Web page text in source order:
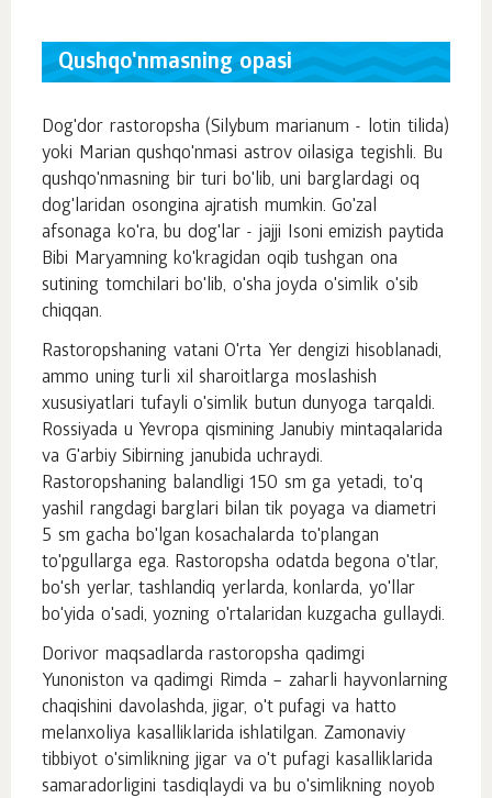
Qushqo'nmasning opasi
Dog'dor rastoropsha (Silybum marianum - lotin tilida)
yoki Marian qushqo'nmasi astrov oilasiga tegishli. Bu
qushqo'nmasning bir turi bo'lib, uni barglardagi oq
dog'laridan osongina ajratish mumkin. Go'zal
afsonaga ko'ra, bu dog'lar - jajji Isoni emizish paytida
Bibi Maryamning ko'kragidan oqib tushgan ona
sutining tomchilari bo'lib, o'sha joyda o'simlik o'sib
chiqqan.
Rastoropshaning vatani O'rta Yer dengizi hisoblanadi,
ammo uning turli xil sharoitlarga moslashish
xususiyatlari tufayli o'simlik butun dunyoga tarqaldi.
Rossiyada u Yevropa qismining Janubiy mintaqalarida
va G'arbiy Sibirning janubida uchraydi.
Rastoropshaning balandligi 150 sm ga yetadi, to'q
yashil rangdagi barglari bilan tik poyaga va diametri
5 sm gacha bo'lgan kosachalarda to'plangan
to'pgullarga ega. Rastoropsha odatda begona o'tlar,
bo'sh yerlar, tashlandiq yerlarda, konlarda, yo'llar
bo'yida o'sadi, yozning o'rtalaridan kuzgacha gullaydi.
Dorivor maqsadlarda rastoropsha qadimgi
Yunoniston va qadimgi Rimda – zaharli hayvonlarning
chaqishini davolashda, jigar, o't pufagi va hatto
melanxoliya kasalliklarida ishlatilgan. Zamonaviy
tibbiyot o'simlikning jigar va o't pufagi kasalliklarida
samaradorligini tasdiqlaydi va bu o'simlikning noyob